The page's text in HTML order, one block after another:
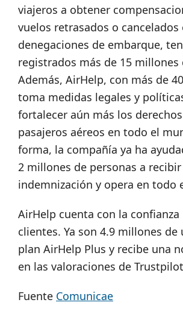
viajeros a obtener
vuelos retrasados ​​o cancelados
denegaciones de embarque,
registrados más de 15 millones
Además, AirHelp, con más de
toma medidas legales y
fortalecer aún más los
pasajeros aéreos en todo el
forma, la compañía ya ha
2 millones de personas a
indemnización y opera en todo
AirHelp cuenta con la confianza
clientes. Ya son 4.9 millones de
plan AirHelp Plus y recibe una
en las valoraciones de
Fuente Comunicae